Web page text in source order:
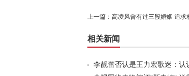
上一篇： 高凌风曾有过三段婚姻 追求
相关新闻
李靓蕾否认是王力宏歌迷：认